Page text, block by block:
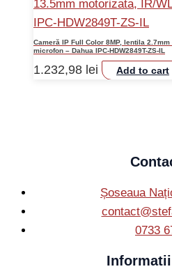
Cameră IP Full Color 8MP, lentila
microfon – Dahua IPC-HDW2849T-ZS-IL
1.232,98 lei Add to cart
Șoseaua
0733